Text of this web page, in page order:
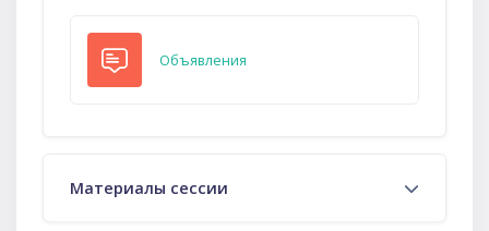
Объявления
Материалы сессии